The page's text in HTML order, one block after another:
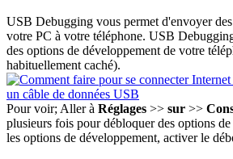
USB Debugging vous permet d'envoyer
votre PC à votre téléphone. USB
des options de développement de votre
habituellement caché).
Pour voir; Aller à Réglages >> sur >>
plusieurs fois pour débloquer des options
les options de développement, activer le